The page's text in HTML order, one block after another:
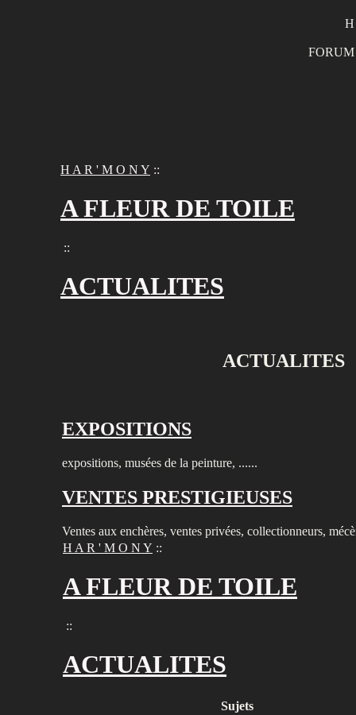
H
H A R ' M O N Y ::
A FLEUR DE TOILE
::
ACTUALITES
ACTUALITES
EXPOSITIONS
expositions, musées de la peinture, ......
VENTES PRESTIGIEUSES
Ventes aux enchères, ventes privées, collectionneurs,
H A R ' M O N Y ::
A FLEUR DE TOILE
::
ACTUALITES
Sujets